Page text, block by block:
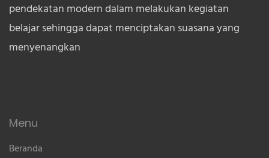
pendekatan modern dalam melakukan kegiatan
belajar sehingga dapat menciptakan suasana yang
menyenangkan
Menu
Beranda